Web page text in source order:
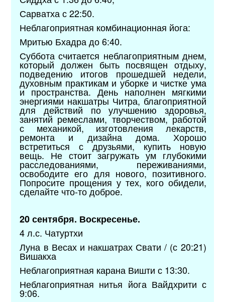
Сарватха с 22:50.
Неблагоприятная комбинационная йога:
Мритью Бхадра до 6:40.
Суббота считается неблагоприятным днем,
который должен быть посвящен отдыху,
подведению итогов прошедшей недели,
духовным практикам и уборке и чистке ума
и пространства. День наполнен мягкими
энергиями накшатры Читра, благоприятной
для действий по улучшению здоровья,
занятий ремеслами, творчеством, работой
с механикой, изготовления лекарств,
ремонта и дизайна дома. Хорошо
встретиться с друзьями, купить новую
вещь. Не стоит загружать ум глубокими
расследованиями, переживаниями,
освободите его для нового, позитивного.
Попросите прощения у тех, кого обидели,
сделайте что-то доброе.
20 сентября. Воскресенье.
4 л.с. Чатуртхи
Луна в Весах и накшатрах Свати / (с 20:21)
Вишакха
Неблагоприятная карана Вишти с 13:30.
Неблагоприятная нитья йога Вайдхрити с
9:06.